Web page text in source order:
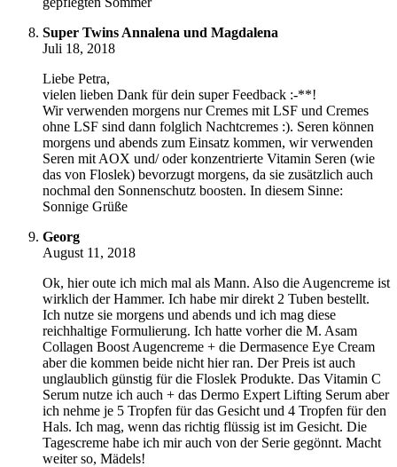
Super Twins Annalena und Magdalena
Juli 18, 2018
Liebe Petra,
vielen lieben Dank für dein super Feedback :-**!
Wir verwenden morgens nur Cremes mit LSF und Cremes
ohne LSF sind dann folglich Nachtcremes :). Seren können
morgens und abends zum Einsatz kommen, wir verwenden
Seren mit AOX und/ oder konzentrierte Vitamin Seren (wie
das von Floslek) bevorzugt morgens, da sie zusätzlich auch
nochmal den Sonnenschutz boosten. In diesem Sinne:
Sonnige Grüße
Georg
August 11, 2018
Ok, hier oute ich mich mal als Mann. Also die Augencreme ist
wirklich der Hammer. Ich habe mir direkt 2 Tuben bestellt.
Ich nutze sie morgens und abends und ich mag diese
reichhaltige Formulierung. Ich hatte vorher die M. Asam
Collagen Boost Augencreme + die Dermasence Eye Cream
aber die kommen beide nicht hier ran. Der Preis ist auch
unglaublich günstig für die Floslek Produkte. Das Vitamin C
Serum nutze ich auch + das Dermo Expert Lifting Serum aber
ich nehme je 5 Tropfen für das Gesicht und 4 Tropfen für den
Hals. Ich mag, wenn das richtig flüssig ist im Gesicht. Die
Tagescreme habe ich mir auch von der Serie gegönnt. Macht
weiter so, Mädels!